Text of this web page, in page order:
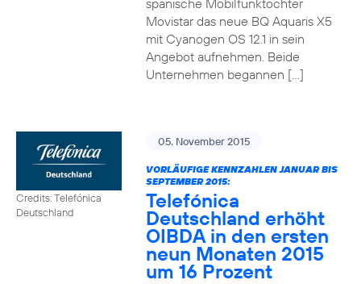
spanische Mobilfunktochter
Movistar das neue BQ Aquaris X5
mit Cyanogen OS 12.1 in sein
Angebot aufnehmen. Beide
Unternehmen begannen […]
Credits: Telefónica
Deutschland
05. November 2015
VORLÄUFIGE KENNZAHLEN JANUAR BIS
SEPTEMBER 2015:
Telefónica
Deutschland erhöht
OIBDA in den ersten
neun Monaten 2015
um 16 Prozent